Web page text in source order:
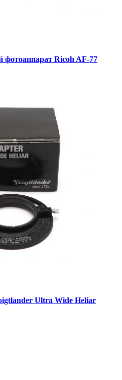
Ricoh AF-77
Ultra Wide Heliar